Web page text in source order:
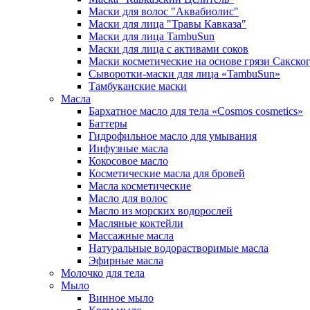
Маски для волос "Аквабиолис"
Маски для лица "Травы Кавказа"
Маски для лица TambuSun
Маски для лица с активами соков
Маски косметические на основе грязи
Сыворотки-маски для лица «TambuSun»
Тамбуканские маски
Масла
Бархатное масло для тела «Cosmos cosmetics»
Баттеры
Гидрофильное масло для умывания
Инфузные масла
Кокосовое масло
Косметические масла для бровей
Масла косметические
Масло для волос
Масло из морских водорослей
Масляные коктейли
Массажные масла
Натуральные водорастворимые масла
Эфирные масла
Молочко для тела
Мыло
Винное мыло